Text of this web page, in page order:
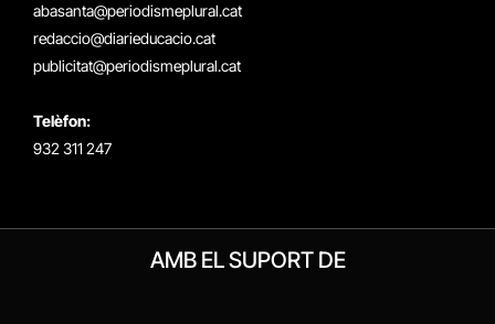
abasanta@periodismeplural.cat
redaccio@diarieducacio.cat
publicitat@periodismeplural.cat
Telèfon:
932 311 247
AMB EL SUPORT DE